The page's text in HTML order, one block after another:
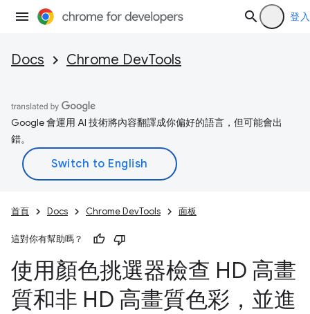
登入
Docs Chrome DevTools
Google 會運用 AI 技術將內容翻譯成你偏好的語言，但可能會出
錯。
首頁 Docs Chrome DevTools 面板
這對你有幫助嗎？
使用顏色挑選器檢查 HD 高畫
質和非 HD 高畫質色彩，並進